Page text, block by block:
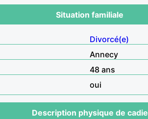
Situation familiale
Divorcé(e)
Annecy
48 ans
oui
Description physique de cadie